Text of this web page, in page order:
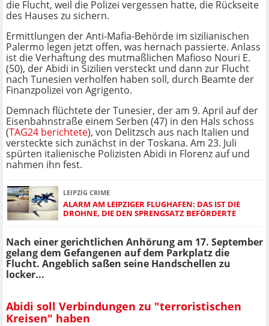
die Flucht, weil die Polizei vergessen hatte, die Rückseite
des Hauses zu sichern.
Ermittlungen der Anti-Mafia-Behörde im sizilianischen
Palermo legen jetzt offen, was hernach passierte. Anlass
ist die Verhaftung des mutmaßlichen Mafioso Nouri E.
(50), der Abidi in Sizilien versteckt und dann zur Flucht
nach Tunesien verholfen haben soll, durch Beamte der
Finanzpolizei von Agrigento.
Demnach flüchtete der Tunesier, der am 9. April auf der
Eisenbahnstraße einem Serben (47) in den Hals schoss
(TAG24 berichtete), von Delitzsch aus nach Italien und
versteckte sich zunächst in der Toskana. Am 23. Juli
spürten italienische Polizisten Abidi in Florenz auf und
nahmen ihn fest.
LEIPZIG CRIME
ALARM AM LEIPZIGER FLUGHAFEN: DAS IST DIE
DROHNE, DIE DEN SPRENGSATZ BEFÖRDERTE
Nach einer gerichtlichen Anhörung am 17. September
gelang dem Gefangenen auf dem Parkplatz die
Flucht. Angeblich saßen seine Handschellen zu
locker...
Abidi soll Verbindungen zu "terroristischen
Kreisen" haben